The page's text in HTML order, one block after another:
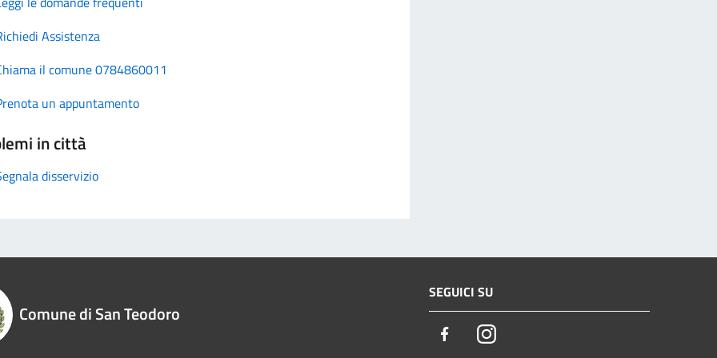
Assistenza
il comune 0784860011
un appuntamento
in città
disservizio
Comune di San Teodoro
SEGUICI SU
FacebookInstagram